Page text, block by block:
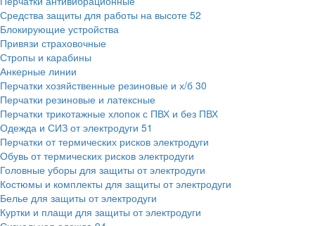
Средства защиты для работы на высоте 52
Блокирующие устройства
Привязи страховочные
Стропы и карабины
Анкерные линии
Перчатки хозяйственные резиновые и х/б 30
Перчатки резиновые и латексные
Перчатки трикотажные хлопок с ПВХ и без ПВХ
Одежда и СИЗ от электродуги 51
Перчатки от термических рисков электродуги
Обувь от термических рисков электродуги
Головные уборы для защиты от электродуги
Костюмы и комплекты для защиты от электродуги
Белье для защиты от электродуги
Куртки и плащи для защиты от электродуги